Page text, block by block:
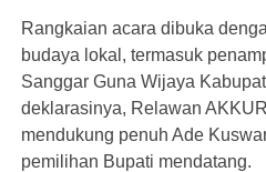
Rangkaian acara dibuka
budaya lokal, termasuk
Sanggar Guna Wijaya
deklarasinya, Relawan
mendukung penuh Ade
pemilihan Bupati mendatang.